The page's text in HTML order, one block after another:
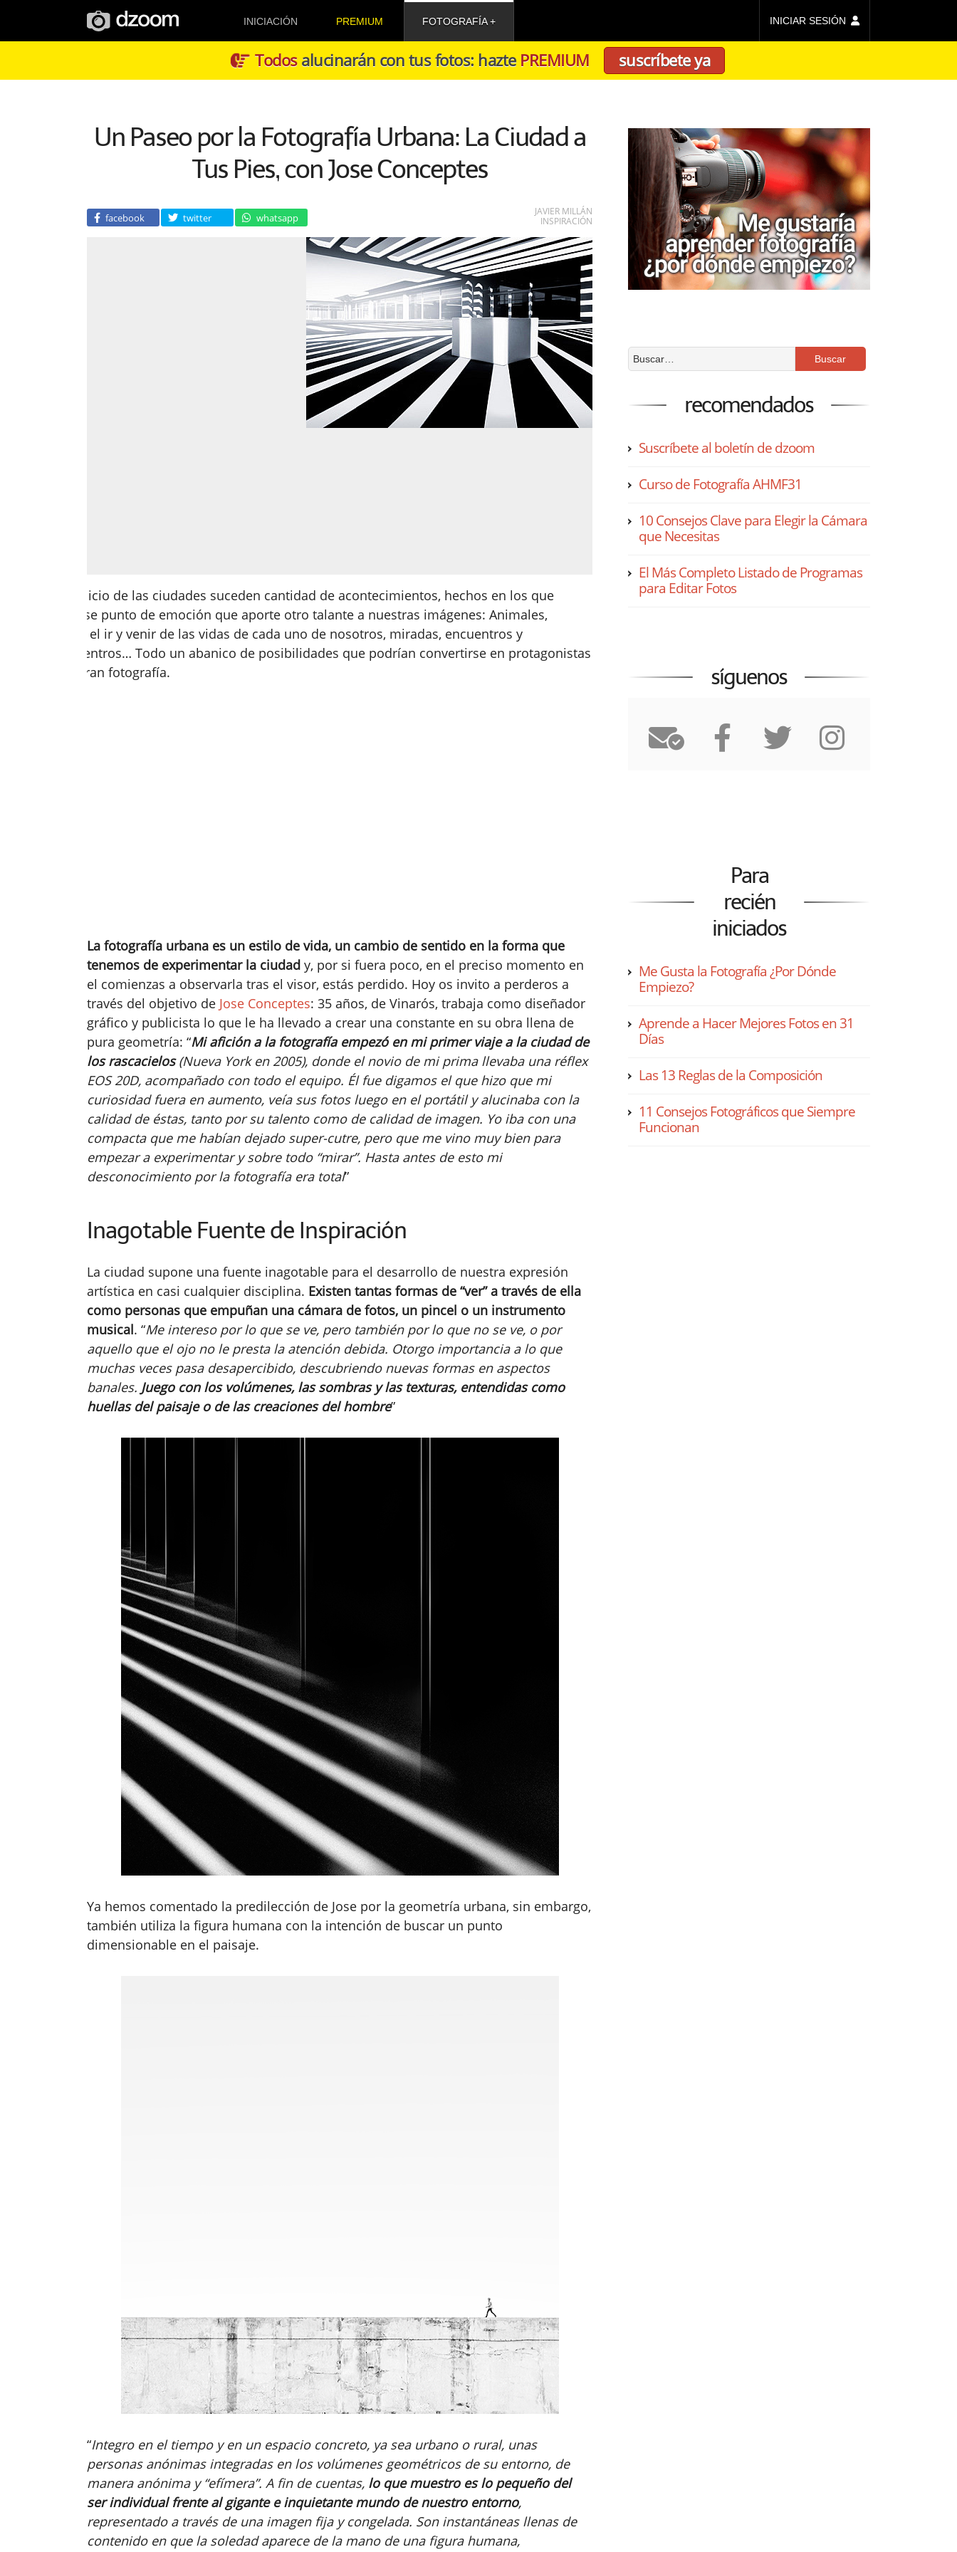
INICIACIÓN PREMIUM FOTOGRAFÍA INICIAR SESIÓN
Todosalucinarán con tus fotos: hazte PREMIUM suscríbete ya
Un Paseo por la Fotografía Urbana: La Ciudad a
Tus Pies, con Jose Conceptes
facebook twitter whatsapp
JAVIER MILLÁN
INSPIRACIÓN
En el bullicio de las ciudades suceden cantidad de acontecimientos, hechos en los que
buscar ese punto de emoción que aporte otro talante a nuestras imágenes: Animales,
edificios, el ir y venir de las vidas de cada uno de nosotros, miradas, encuentros y
desencuentros… Todo un abanico de posibilidades que podrían convertirse en protagonistas
de una gran fotografía.
La fotografía urbana es un estilo de vida, un cambio de sentido en la forma que
tenemos de experimentar la ciudad y, por si fuera poco, en el preciso momento en
el comienzas a observarla tras el visor, estás perdido. Hoy os invito a perderos a
través del objetivo de Jose Conceptes: 35 años, de Vinarós, trabaja como diseñador
gráfico y publicista lo que le ha llevado a crear una constante en su obra llena de
pura geometría: “Mi afición a la fotografía empezó en mi primer viaje a la ciudad de
los rascacielos(Nueva York en 2005), donde el novio de mi prima llevaba una réflex
EOS 20D, acompañado con todo el equipo. Él fue digamos el que hizo que mi
curiosidad fuera en aumento, veía sus fotos luego en el portátil y alucinaba con la
calidad de éstas, tanto por su talento como de calidad de imagen. Yo iba con una
compacta que me habían dejado super-cutre, pero que me vino muy bien para
empezar a experimentar y sobre todo “mirar”. Hasta antes de esto mi
desconocimiento por la fotografía era total”
Inagotable Fuente de Inspiración
La ciudad supone una fuente inagotable para el desarrollo de nuestra expresión
artística en casi cualquier disciplina. Existen tantas formas de “ver” a través de ella
como personas que empuñan una cámara de fotos, un pincel o un instrumento
musical. “Me intereso por lo que se ve, pero también por lo que no se ve, o por
aquello que el ojo no le presta la atención debida. Otorgo importancia a lo que
muchas veces pasa desapercibido, descubriendo nuevas formas en aspectos
banales. Juego con los volúmenes, las sombras y las texturas, entendidas como
huellas del paisaje o de las creaciones del hombre”
Ya hemos comentado la predilección de Jose por la geometría urbana, sin embargo,
también utiliza la figura humana con la intención de buscar un punto
dimensionable en el paisaje.
“Integro en el tiempo y en un espacio concreto, ya sea urbano o rural, unas
personas anónimas integradas en los volúmenes geométricos de su entorno, de
manera anónima y “efímera”. A fin de cuentas, lo que muestro es lo pequeño del
ser individual frente al gigante e inquietante mundo de nuestro entorno,
representado a través de una imagen fija y congelada. Son instantáneas llenas de
contenido en que la soledad aparece de la mano de una figura humana,
recomendados
Suscríbete al boletín de dzoom
Curso de Fotografía AHMF31
10 Consejos Clave para Elegir la Cámara
que Necesitas
El Más Completo Listado de Programas
para Editar Fotos
síguenos
Para
recién
iniciados
Me Gusta la Fotografía ¿Por Dónde
Empiezo?
Aprende a Hacer Mejores Fotos en 31
Días
Las 13 Reglas de la Composición
11 Consejos Fotográficos que Siempre
Funcionan